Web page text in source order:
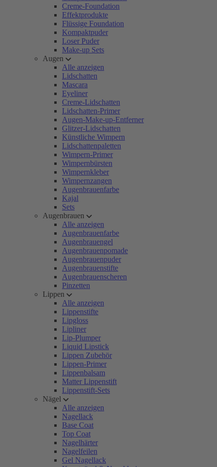
Creme-Foundation
Effektprodukte
Flüssige Foundation
Kompaktpuder
Loser Puder
Make-up Sets
Augen
Alle anzeigen
Lidschatten
Mascara
Eyeliner
Creme-Lidschatten
Lidschatten-Primer
Augen-Make-up-Entferner
Glitzer-Lidschatten
Künstliche Wimpern
Lidschattenpaletten
Wimpern-Primer
Wimpernbürsten
Wimpernkleber
Wimpernzangen
Augenbrauenfarbe
Kajal
Sets
Augenbrauen
Alle anzeigen
Augenbrauenfarbe
Augenbrauengel
Augenbrauenpomade
Augenbrauenpuder
Augenbrauenstifte
Augenbrauenscheren
Pinzetten
Lippen
Alle anzeigen
Lippenstifte
Lipgloss
Lipliner
Lip-Plumper
Liquid Lipstick
Lippen Zubehör
Lippen-Primer
Lippenbalsam
Matter Lippenstift
Lippenstift-Sets
Nägel
Alle anzeigen
Nagellack
Base Coat
Top Coat
Nagelhärter
Nagelfeilen
Gel Nagellack